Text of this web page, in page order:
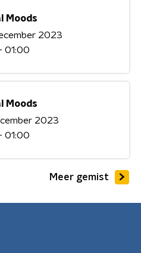
Moods
2023
01:00
Moods
2023
01:00
Meer gemist